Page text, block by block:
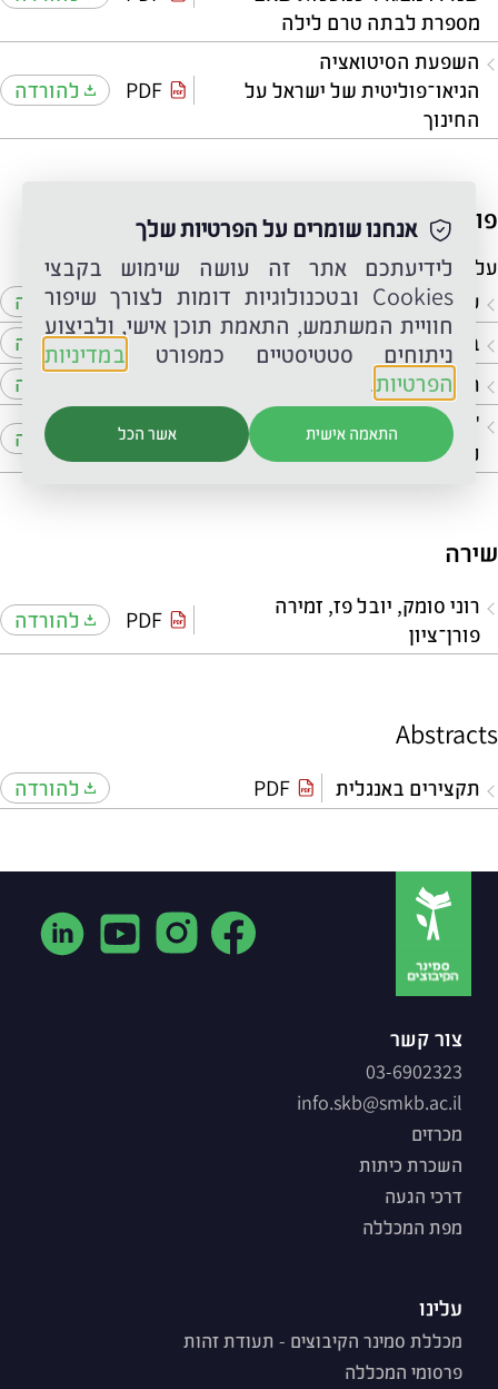
מספרת לבתה טרם לילה
השפעת הסיטואציה
הגיאו־פוליטית של ישראל על
החינוך
PDF להורדה
פורום ביקורת ספרות
על הספר “תקלה בקצה הגלקסיה” מאת אתגר קרת
על קצות הבריחה
PDF
להורדה
בְּדִיפּוּר: בדיחה שהיא סיפור
PDF
להורדה
תקלות מרובות בגלקסיה
להורדה
"ראיתי שאני לגמרי, אבל לגמרי,
לבד"
PDF להורדה
שירה
רוני סומק, יובל פז, זמירה
פורן־ציון
PDF להורדה
Abstracts
תקצירים באנגלית PDF להורדה
צור קשר
03-6902323
info.skb@smkb.ac.il
מכרזים
השכרת כיתות
דרכי הגעה
מפת המכללה
עלינו
מכללת סמינר הקיבוצים - תעודת זהות
פרסומי המכללה
אנחנו שומרים על הפרטיות שלך
לידיעתכם אתר זה עושה שימוש בקבצי
Cookies ובטכנולוגיות דומות לצורך שיפור
חוויית המשתמש, התאמת תוכן אישי, ולביצוע
ניתוחים סטטיסטיים כמפורט במדיניות
הפרטיות.
אשר הכל התאמה אישית